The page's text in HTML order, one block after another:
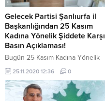
Valilik Toplantı Salonu’nda basına
kapalı bir toplantı gerçekleştirdi.
Uraloğlu’nun Şanlıurfa
programında: Bakan...
Gelecek Partisi Şanlıurfa il
Başkanlığından 25 Kasım
Kadına Yönelik Şiddete Karşı
Basın Açıklaması!
Bugün 25 Kasım Kadına Yönelik
Şiddete Karşı Uluslararası
Mücadele Günü. Gönül, böyle
insanlık onurunu yaralayan bir
mesele için değil de, kadın
25.11.2020 12:36 0